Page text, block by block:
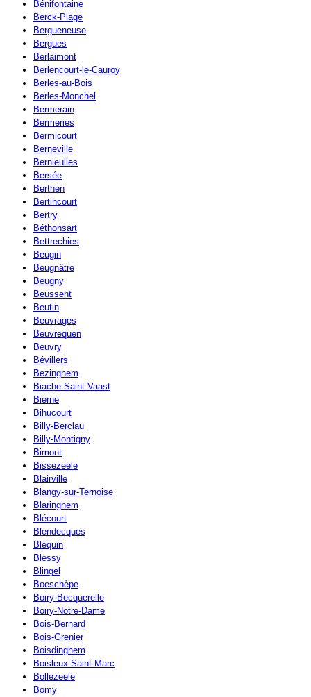
Bénifontaine
Berck-Plage
Bergueneuse
Bergues
Berlaimont
Berlencourt-le-Cauroy
Berles-au-Bois
Berles-Monchel
Bermerain
Bermeries
Bermicourt
Berneville
Bernieulles
Bersée
Berthen
Bertincourt
Bertry
Béthonsart
Bettrechies
Beugin
Beugnâtre
Beugny
Beussent
Beutin
Beuvrages
Beuvrequen
Beuvry
Bévillers
Bezinghem
Biache-Saint-Vaast
Bierne
Bihucourt
Billy-Berclau
Billy-Montigny
Bimont
Bissezeele
Blairville
Blangy-sur-Ternoise
Blaringhem
Blécourt
Blendecques
Bléquin
Blessy
Blingel
Boeschèpe
Boiry-Becquerelle
Boiry-Notre-Dame
Bois-Bernard
Bois-Grenier
Boisdinghem
Boisleux-Saint-Marc
Bollezeele
Bomy